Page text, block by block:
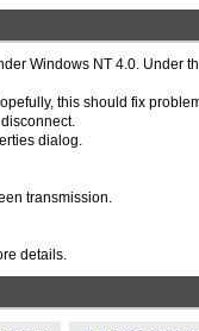
Windows NT 4.0. Under
this should fix
dialog.
transmission.
details.